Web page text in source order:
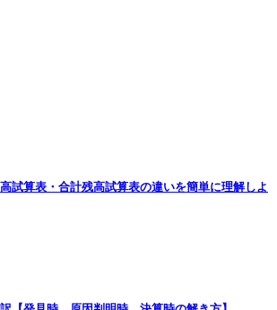
試算表・合計残高試算表の違いを簡単に理解しよ